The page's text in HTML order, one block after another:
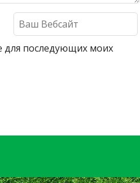
для последующих моих